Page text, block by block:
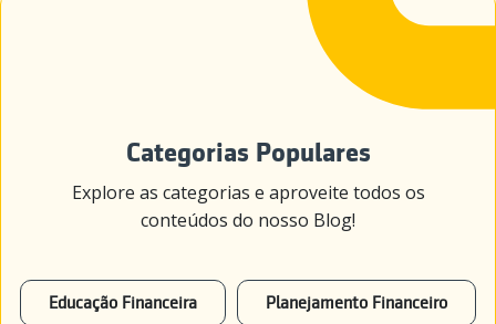
Categorias Populares
Explore as categorias e aproveite todos os
conteúdos do nosso Blog!
Educação Financeira Planejamento Financeiro